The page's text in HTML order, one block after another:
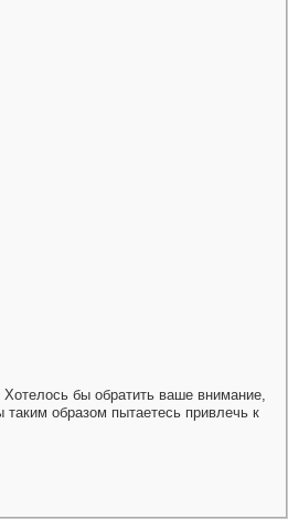
бы обратить ваше внимание,
образом пытаетесь привлечь к